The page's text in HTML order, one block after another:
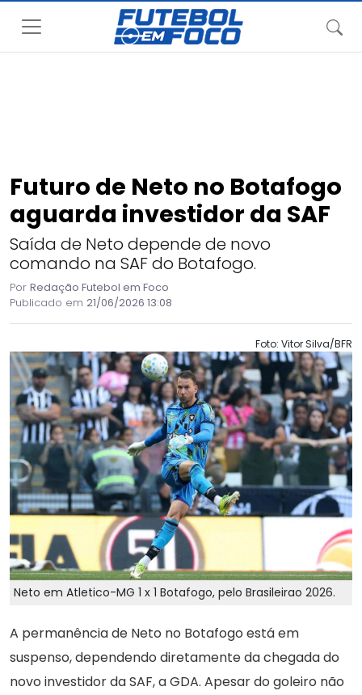
Futuro de Neto no Botafogo
aguarda investidor da SAF
Saída de Neto depende de novo
comando na SAF do Botafogo.
Por Redação Futebol em Foco
Publicado em 21/06/2026 13:08
Foto: Vitor Silva/BFR
Neto em Atletico-MG 1 x 1 Botafogo, pelo Brasileirao 2026.
A permanência de Neto no Botafogo está em
suspenso, dependendo diretamente da chegada do
novo investidor da SAF, a GDA. Apesar do goleiro não